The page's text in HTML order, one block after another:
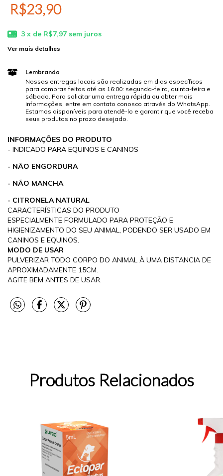
R$23,90
3 x de R$7,97 sem juros
Ver mais detalhes
Lembrando
Nossas entregas locais são realizadas em dias específicos
para compras feitas até as 16:00: segunda-feira, quinta-feira e
sábado. Para solicitar uma entrega rápida ou obter mais
informações, entre em contato conosco através do WhatsApp.
Estamos disponíveis para atendê-lo e garantir que você receba
seus produtos no prazo desejado.
INFORMAÇÕES DO PRODUTO
- INDICADO PARA EQUINOS E CANINOS
- NÃO ENGORDURA
- NÃO MANCHA
- CITRONELA NATURAL
CARACTERÍSTICAS DO PRODUTO
ESPECIALMENTE FORMULADO PARA PROTEÇÃO E
HIGIENIZAMENTO DO SEU ANIMAL, PODENDO SER USADO EM
CANINOS E EQUINOS.
MODO DE USAR
PULVERIZAR TODO CORPO DO ANIMAL À UMA DISTANCIA DE
APROXIMADAMENTE 15CM.
AGITE BEM ANTES DE USAR.
Produtos Relacionados